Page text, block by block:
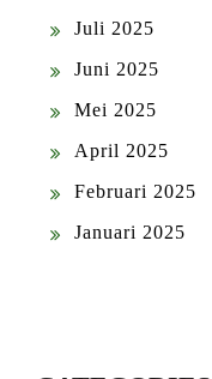
Juli 2025
Juni 2025
Mei 2025
April 2025
Februari 2025
Januari 2025